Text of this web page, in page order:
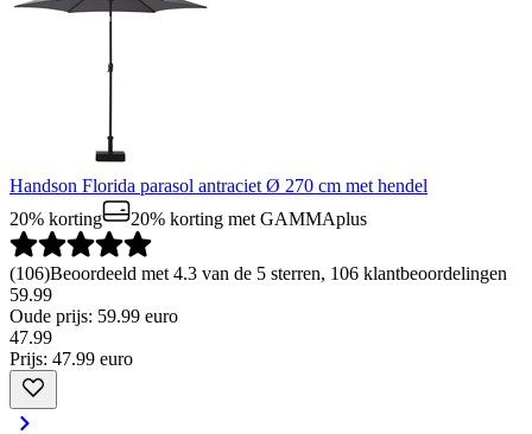
Handson Florida parasol antraciet Ø 270 cm met hendel
20% korting
20% korting met GAMMAplus
(106)Beoordeeld met 4.3 van de 5 sterren, 106 klantbeoordelingen
59.99
Oude prijs: 59.99 euro
47.99
Prijs: 47.99 euro